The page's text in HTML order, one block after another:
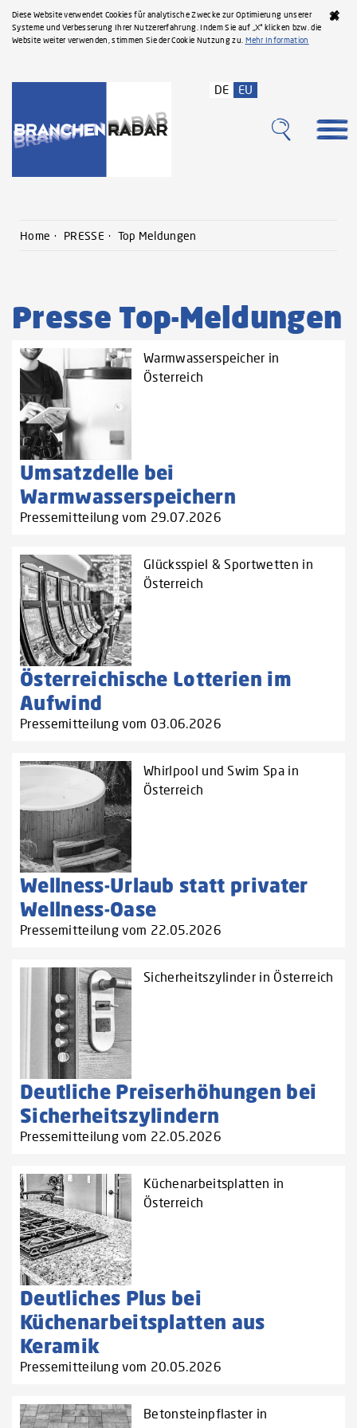
Diese Website verwendet Cookies für analytische Zwecke zur Optimierung unserer
Systeme und Verbesserung Ihrer Nutzererfahrung. Indem Sie auf „X“ klicken bzw. die
Website weiter verwenden, stimmen Sie der Cookie Nutzung zu. Mehr Information
DE EU
Home PRESSE Top Meldungen
Presse Top-Meldungen
Warmwasserspeicher in
Österreich
Umsatzdelle bei
Warmwasserspeichern
Pressemitteilung vom 29.07.2026
Glücksspiel & Sportwetten in
Österreich
Österreichische Lotterien im
Aufwind
Pressemitteilung vom 03.06.2026
Whirlpool und Swim Spa in
Österreich
Wellness-Urlaub statt privater
Wellness-Oase
Pressemitteilung vom 22.05.2026
Sicherheitszylinder in Österreich
Deutliche Preiserhöhungen bei
Sicherheitszylindern
Pressemitteilung vom 22.05.2026
Küchenarbeitsplatten in
Österreich
Deutliches Plus bei
Küchenarbeitsplatten aus
Keramik
Pressemitteilung vom 20.05.2026
Betonsteinpflaster in